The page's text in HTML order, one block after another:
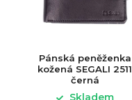
Pánská peněženka
kožená SEGALI 2511
černá
Skladem